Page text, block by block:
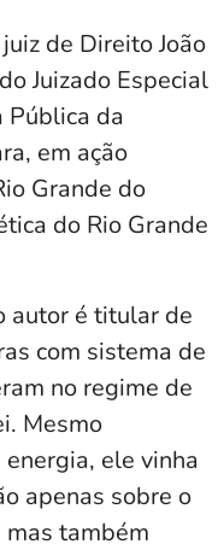
de Direito João
Juizado Especial
Pública da
em ação
Grande do
do Rio Grande
autor é titular de
com sistema de
no regime de
Mesmo
ele vinha
apenas sobre o
também